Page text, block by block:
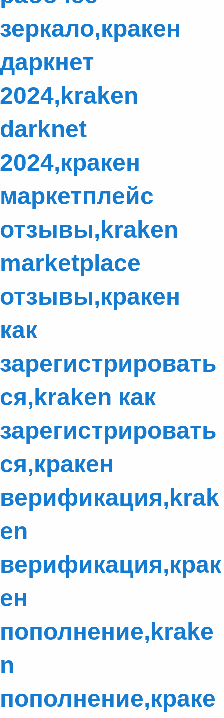
зеркало,кракен
даркнет
2024,kraken
darknet
2024,кракен
маркетплейс
отзывы,kraken
marketplace
отзывы,кракен
как
зарегистрировать
ся,kraken как
зарегистрировать
ся,кракен
верификация,krak
en
верификация,крак
ен
пополнение,krake
n
пополнение,краке